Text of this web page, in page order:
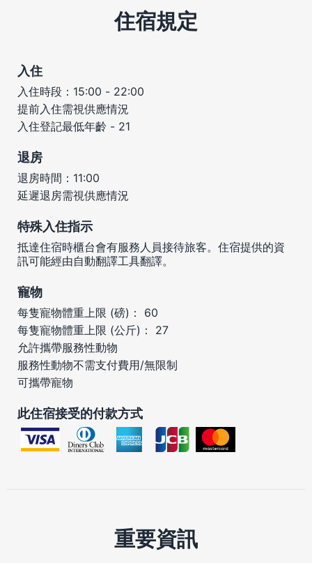
住宿規定
入住
入住時段：15:00 - 22:00
提前入住需視供應情況
入住登記最低年齡 - 21
退房
退房時間：11:00
延遲退房需視供應情況
特殊入住指示
抵達住宿時櫃台會有服務人員接待旅客。住宿提供的資
訊可能經由自動翻譯工具翻譯。
寵物
每隻寵物體重上限 (磅)： 60
每隻寵物體重上限 (公斤)： 27
允許攜帶服務性動物
服務性動物不需支付費用/無限制
可攜帶寵物
此住宿接受的付款方式
重要資訊